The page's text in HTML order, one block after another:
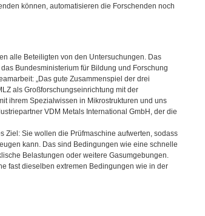
können, automatisieren die Forschenden noch
alle Beteiligten von den Untersuchungen. Das
Bundesministerium für Bildung und Forschung
„Das gute Zusammenspiel der drei
als Großforschungseinrichtung mit der
ihrem Spezialwissen in Mikrostrukturen und uns
VDM Metals International GmbH, der die
Ziel: Sie wollen die Prüfmaschine aufwerten, sodass
kann. Das sind Bedingungen wie eine schnelle
Belastungen oder weitere Gasumgebungen.
fast dieselben extremen Bedingungen wie in der